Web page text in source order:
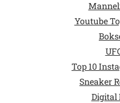
Youtube
Top 10
Sneaker
Digital